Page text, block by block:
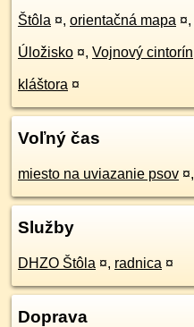
Štôla ¤, orientačná mapa ¤,
Úložisko ¤, Vojnový cintorín
kláštora ¤
Voľný čas
miesto na uviazanie psov ¤,
Služby
DHZO Štôla ¤, radnica ¤
Doprava